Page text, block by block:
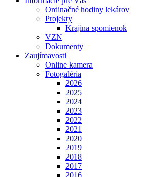
Ordinačné hodiny lekárov
Projekty
Krajina spomienok
VZN
Dokumenty
Zaujímavosti
Online kamera
Fotogaléria
2026
2025
2024
2023
2022
2021
2020
2019
2018
2017